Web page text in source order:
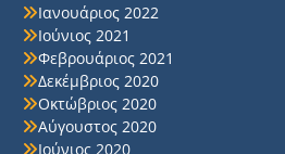
Ιανουάριος 2022
Ιούνιος 2021
Φεβρουάριος 2021
Δεκέμβριος 2020
Οκτώβριος 2020
Αύγουστος 2020
Ιούνιος 2020